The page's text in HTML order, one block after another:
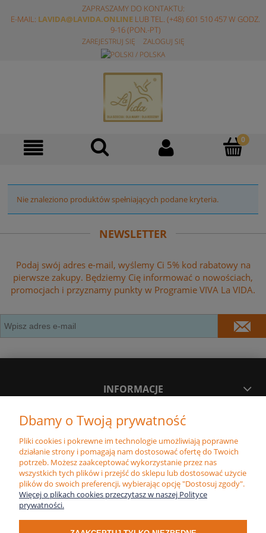
ZAPRASZAMY DO KONTAKTU:
E-MAIL: LAVIDA@LAVIDA.ONLINE LUB TEL. (+48) 601 510 457 W GODZ.
9-16 (PON.-PT)
ZAREJESTRUJ SIĘ ZALOGUJ SIĘ
Nie znaleziono produktów spełniających podane kryteria.
NEWSLETTER
Podaj swój adres e-mail, wyślemy Ci 5% kod rabatowy na
pierwsze zakupy. Będziemy Cię informować o nowościach,
promocjach i przyznamy punkty w Programie VIVA La VIDA.
INFORMACJE
MOJE KONTO
PŁATNOŚĆ I DOSTAWA
POLECAMY
Dbamy o Twoją prywatność
Pliki cookies i pokrewne im technologie umożliwiają poprawne
działanie strony i pomagają nam dostosować ofertę do Twoich
potrzeb. Możesz zaakceptować wykorzystanie przez nas
wszystkich tych plików i przejść do sklepu lub dostosować użycie
plików do swoich preferencji, wybierając opcję "Dostosuj zgody".
Więcej o plikach cookies przeczytasz w naszej Polityce
prywatności.